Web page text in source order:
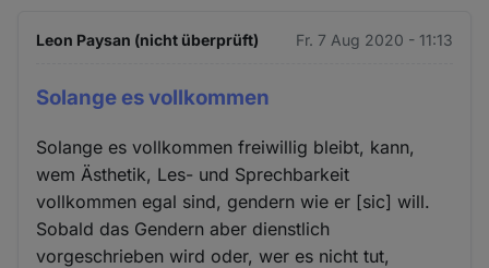
Leon Paysan (nicht überprüft) Fr. 7 Aug 2020 - 11:13
Solange es vollkommen
Solange es vollkommen freiwillig bleibt, kann,
wem Ästhetik, Les- und Sprechbarkeit
vollkommen egal sind, gendern wie er [sic] will.
Sobald das Gendern aber dienstlich
vorgeschrieben wird oder, wer es nicht tut,